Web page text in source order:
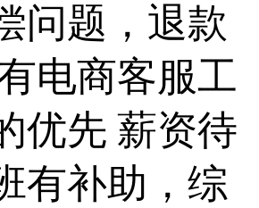
问题，退款
电商客服工
优先 薪资待
有补助，综